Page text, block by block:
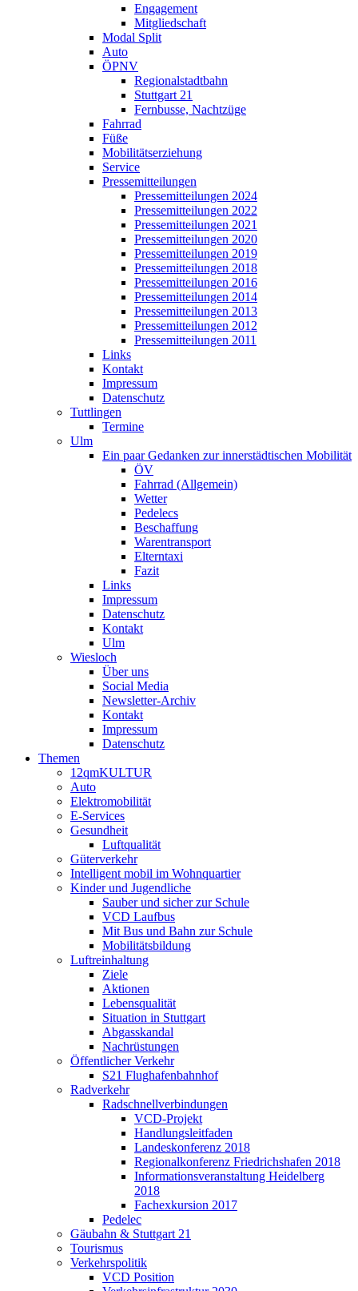
Engagement
Mitgliedschaft
Modal Split
Auto
ÖPNV
Regionalstadtbahn
Stuttgart 21
Fernbusse, Nachtzüge
Fahrrad
Füße
Mobilitätserziehung
Service
Pressemitteilungen
Pressemitteilungen 2024
Pressemitteilungen 2022
Pressemitteilungen 2021
Pressemitteilungen 2020
Pressemitteilungen 2019
Pressemitteilungen 2018
Pressemitteilungen 2016
Pressemitteilungen 2014
Pressemitteilungen 2013
Pressemitteilungen 2012
Pressemitteilungen 2011
Links
Kontakt
Impressum
Datenschutz
Tuttlingen
Termine
Ulm
Ein paar Gedanken zur innerstädtischen Mobilität
ÖV
Fahrrad (Allgemein)
Wetter
Pedelecs
Beschaffung
Warentransport
Elterntaxi
Fazit
Links
Impressum
Datenschutz
Kontakt
Ulm
Wiesloch
Über uns
Social Media
Newsletter-Archiv
Kontakt
Impressum
Datenschutz
Themen
12qmKULTUR
Auto
Elektromobilität
E-Services
Gesundheit
Luftqualität
Güterverkehr
Intelligent mobil im Wohnquartier
Kinder und Jugendliche
Sauber und sicher zur Schule
VCD Laufbus
Mit Bus und Bahn zur Schule
Mobilitätsbildung
Luftreinhaltung
Ziele
Aktionen
Lebensqualität
Situation in Stuttgart
Abgasskandal
Nachrüstungen
Öffentlicher Verkehr
S21 Flughafenbahnhof
Radverkehr
Radschnellverbindungen
VCD-Projekt
Handlungsleitfaden
Landeskonferenz 2018
Regionalkonferenz Friedrichshafen 2018
Informationsveranstaltung Heidelberg
2018
Fachexkursion 2017
Pedelec
Gäubahn & Stuttgart 21
Tourismus
Verkehrspolitik
VCD Position